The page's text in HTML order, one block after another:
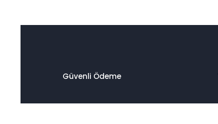
Ürün fiyatı diğer sitelerden daha pahalı.
Güvenli Ödeme